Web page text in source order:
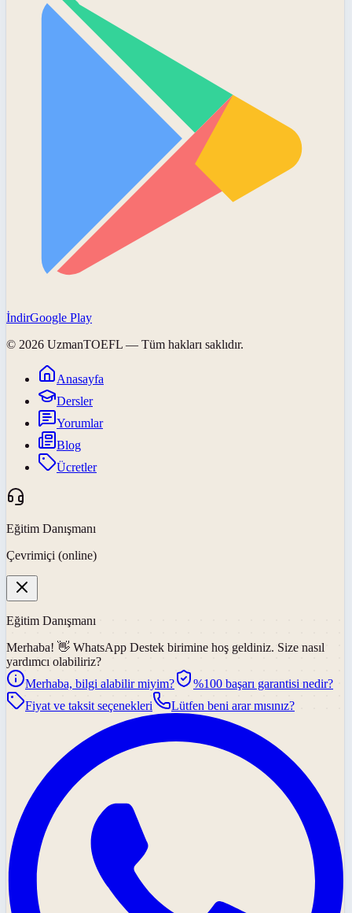
İndirGoogle Play
© 2026 UzmanTOEFL — Tüm hakları saklıdır.
Anasayfa
Dersler
Yorumlar
Blog
Ücretler
Eğitim Danışmanı
Çevrimiçi (online)
Eğitim Danışmanı
Merhaba! 👋 WhatsApp Destek birimine hoş geldiniz. Size nasıl
yardımcı olabiliriz?
Merhaba, bilgi alabilir miyim?
%100 başarı garantisi nedir?
Fiyat ve taksit seçenekleri
Lütfen beni arar mısınız?